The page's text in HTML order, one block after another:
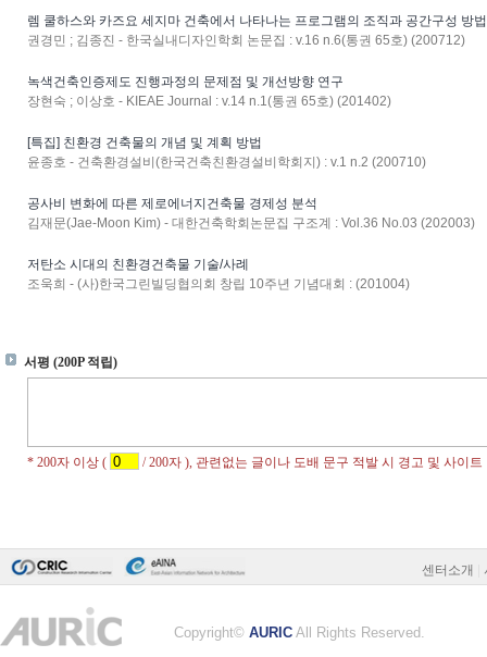
렘 쿨하스와 카즈요 세지마 건축에서 나타나는 프로그램의 조직과 공간구성 방
권경민 ; 김종진 - 한국실내디자인학회 논문집 : v.16 n.6(통권 65호) (200712)
녹색건축인증제도 진행과정의 문제점 및 개선방향 연구
장현숙 ; 이상호 - KIEAE Journal : v.14 n.1(통권 65호) (201402)
[특집] 친환경 건축물의 개념 및 계획 방법
윤종호 - 건축환경설비(한국건축친환경설비학회지) : v.1 n.2 (200710)
공사비 변화에 따른 제로에너지건축물 경제성 분석
김재문(Jae-Moon Kim) - 대한건축학회논문집 구조계 : Vol.36 No.03 (202003)
저탄소 시대의 친환경건축물 기술/사례
조욱희 - (사)한국그린빌딩협의회 창립 10주년 기념대회 : (201004)
센터소개
Copyright© AURIC All Rights Reserved.